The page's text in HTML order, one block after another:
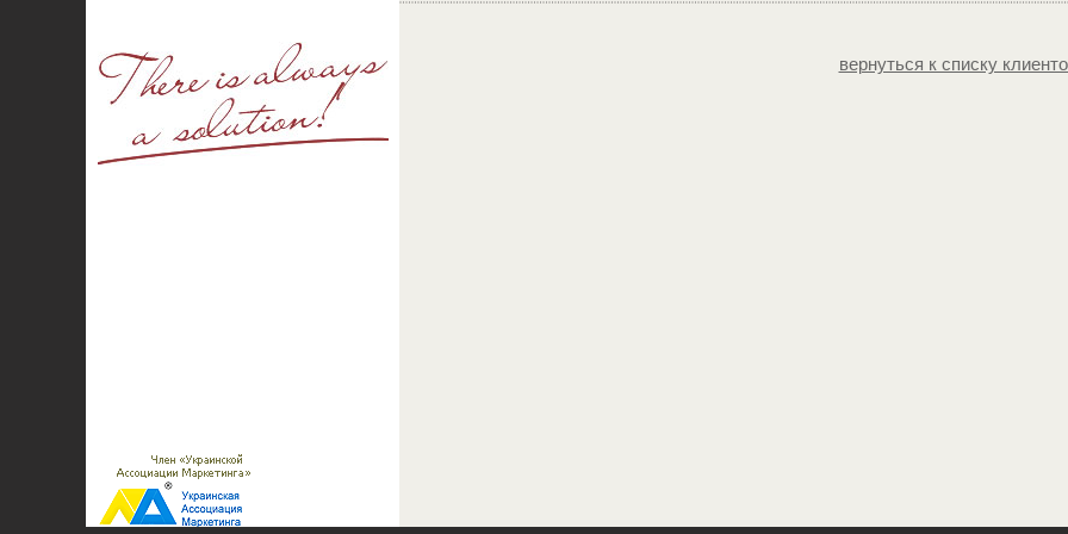
вернуться к списку